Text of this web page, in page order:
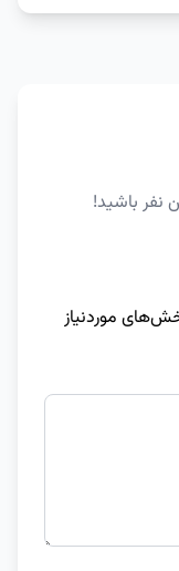
نفر باشید!
موردنیاز